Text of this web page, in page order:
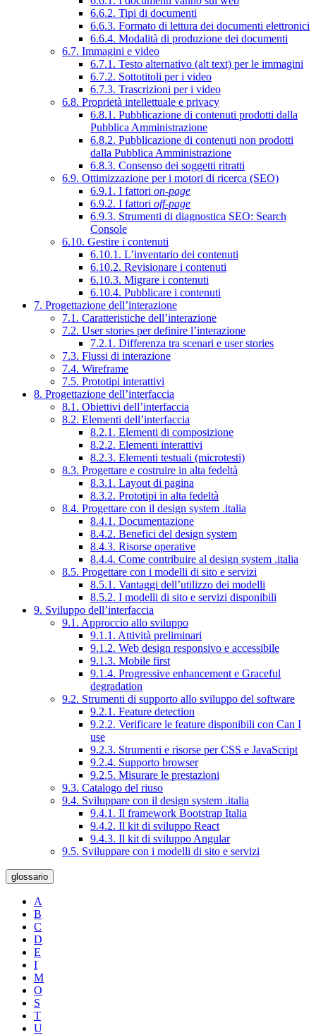
6.6.2. Tipi di documenti
6.6.3. Formato di lettura dei documenti elettronici
6.6.4. Modalità di produzione dei documenti
6.7. Immagini e video
6.7.1. Testo alternativo (alt text) per le immagini
6.7.2. Sottotitoli per i video
6.7.3. Trascrizioni per i video
6.8. Proprietà intellettuale e privacy
6.8.1. Pubblicazione di contenuti prodotti dalla
Pubblica Amministrazione
6.8.2. Pubblicazione di contenuti non prodotti
dalla Pubblica Amministrazione
6.8.3. Consenso dei soggetti ritratti
6.9. Ottimizzazione per i motori di ricerca (SEO)
6.9.1. I fattori on-page
6.9.2. I fattori off-page
6.9.3. Strumenti di diagnostica SEO: Search
Console
6.10. Gestire i contenuti
6.10.1. L’inventario dei contenuti
6.10.2. Revisionare i contenuti
6.10.3. Migrare i contenuti
6.10.4. Pubblicare i contenuti
7. Progettazione dell’interazione
7.1. Caratteristiche dell’interazione
7.2. User stories per definire l’interazione
7.2.1. Differenza tra scenari e user stories
7.3. Flussi di interazione
7.4. Wireframe
7.5. Prototipi interattivi
8. Progettazione dell’interfaccia
8.1. Obiettivi dell’interfaccia
8.2. Elementi dell’interfaccia
8.2.1. Elementi di composizione
8.2.2. Elementi interattivi
8.2.3. Elementi testuali (microtesti)
8.3. Progettare e costruire in alta fedeltà
8.3.1. Layout di pagina
8.3.2. Prototipi in alta fedeltà
8.4. Progettare con il design system .italia
8.4.1. Documentazione
8.4.2. Benefici del design system
8.4.3. Risorse operative
8.4.4. Come contribuire al design system .italia
8.5. Progettare con i modelli di sito e servizi
8.5.1. Vantaggi dell’utilizzo dei modelli
8.5.2. I modelli di sito e servizi disponibili
9. Sviluppo dell’interfaccia
9.1. Approccio allo sviluppo
9.1.1. Attività preliminari
9.1.2. Web design responsivo e accessibile
9.1.3. Mobile first
9.1.4. Progressive enhancement e Graceful
degradation
9.2. Strumenti di supporto allo sviluppo del software
9.2.1. Feature detection
9.2.2. Verificare le feature disponibili con Can I
use
9.2.3. Strumenti e risorse per CSS e JavaScript
9.2.4. Supporto browser
9.2.5. Misurare le prestazioni
9.3. Catalogo del riuso
9.4. Sviluppare con il design system .italia
9.4.1. Il framework Bootstrap Italia
9.4.2. Il kit di sviluppo React
9.4.3. Il kit di sviluppo Angular
9.5. Sviluppare con i modelli di sito e servizi
glossario
A
B
C
D
E
I
M
O
S
T
U